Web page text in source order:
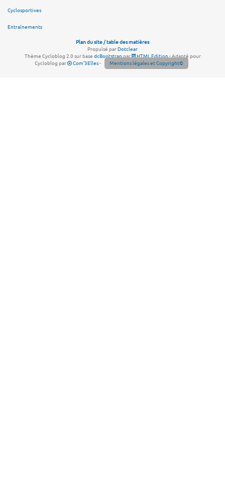
Cyclosportives
Entraînements
Plan du site / table des matières
Propulsé parDotclear
Thème Cycloblog 2.0 sur base dcBootstrappar HTML Edition- Adapté pour
Cycloblog par
Com'3Elles- Mentions légales et Copyright©